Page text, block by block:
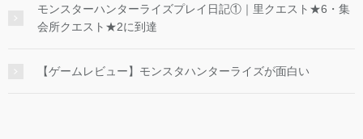
モンスターハンターライズプレイ日記①｜里クエスト★6・集
会所クエスト★2に到達
【ゲームレビュー】モンスタハンターライズが面白い